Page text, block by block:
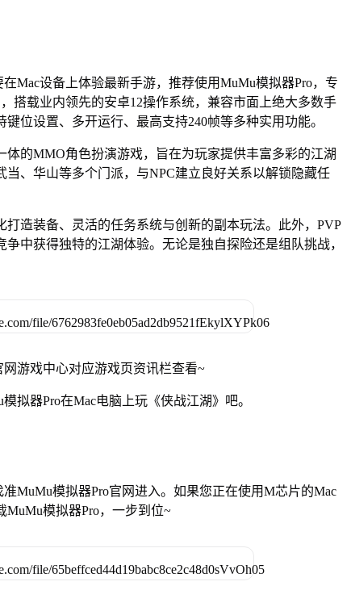
Mac设备上体验最新手游，推荐使用MuMu模拟器Pro，专
搭载业内领先的安卓12操作系统，兼容市面上绝大多数手
位设置、多开运行、最高支持240帧等多种实用功能。
体的MMO角色扮演游戏，旨在为玩家提供丰富多彩的江湖
、华山等多个门派，与NPC建立良好关系以解锁隐藏任
造装备、灵活的任务系统与创新的副本玩法。此外，PVP
中获得独特的江湖体验。无论是独自探险还是组队挑战，
游戏中心对应游戏页资讯栏查看~
拟器Pro在Mac电脑上玩《侠战江湖》吧。
MuMu模拟器Pro官网进入。如果您正在使用M芯片的Mac
模拟器Pro，一步到位~